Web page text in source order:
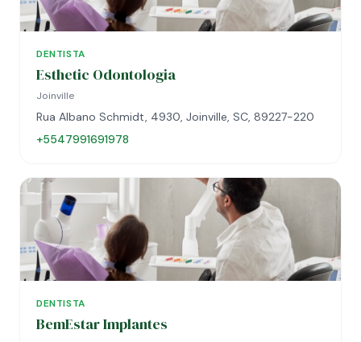
DENTISTA
Esthetic Odontologia
Joinville
Rua Albano Schmidt, 4930, Joinville, SC, 89227-220
+5547991691978
DENTISTA
BemEstar Implantes